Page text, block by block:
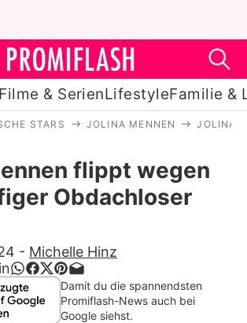
Filme & SerienLifestyleFamilie &
Stars
Filme & Serien
Lifestyle
Familie & Liebe
Promiflash Exklusiv
STARS JOLINA MENNEN JOLINA
flippt wegen
Obdachloser
- Michelle Hinz
Damit du die spannendsten
Promiflash-News auch bei
Google siehst.